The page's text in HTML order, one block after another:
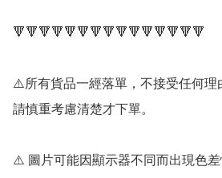
🔻🔻🔻🔻🔻🔻🔻🔻🔻🔻🔻🔻🔻🔻🔻
⚠️所有貨品一經落單，不接受任何理
請慎重考慮清楚才下單。
⚠️ 圖片可能因顯示器不同而出現色